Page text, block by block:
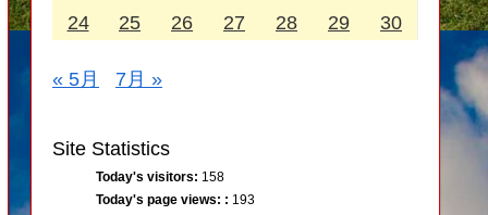
24
25 26 27 28 29 30
« 5月 7月 »
Site Statistics
Today's visitors: 158
Today's page views: : 193